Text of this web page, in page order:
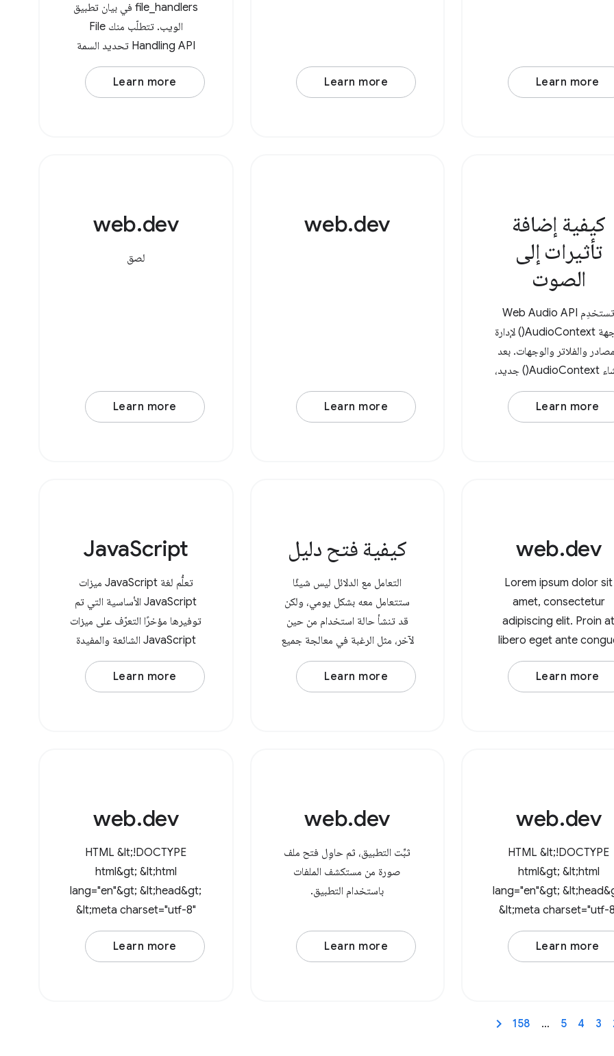
Learn more
Learn more
file_handlers في بيان تطبيق
الويب. تتطلّب منك File
Handling API تحديد السمة
action (عنوان URL للمعالجة)
والسمة accept ، وهي عنصرLearn more
كيفية إضافة
تأثيرات إلى
الصوت
تستخدِم Web Audio API
واجهة AudioContext() لإدارة
والفلاتر والوجهات. بعد
إنشاء AudioContext() جديد،
إنشاء عقدة مصدر صوت،
مثل
Learn more
web.dev
Learn more
web.dev
لصق
Learn more
web.dev
Lorem ipsum dolor sit
amet, consectetur
adipiscing elit. Proin at
libero eget ante
molestie. Integer
enim leo. Duis est nisi,
Learn more
كيفية فتح دليل
التعامل مع الدلائل ليس شيئًا
ستتعامل معه بشكل يومي، ولكن
قد تنشأ حالة استخدام من حين
لآخر، مثل الرغبة في معالجة جميع
الصور في دليل. باستخدام واجهة
برمجة التطبيقات File SystemLearn more
JavaScript
تعلُّم لغة JavaScript ميزات
JavaScript الأساسية التي تم
توفيرها مؤخرًا التعرّف على ميزات
JavaScript الشائعة والمفيدة
تحسين سرعة الاستجابة السيئة
للصفحة الناتجة عن JavaScriptLearn more
web.dev
HTML &lt;!DOCTYPE
html&gt; &lt;html
lang="en"&gt;
&lt;meta charset="utf-
/&gt; &lt;meta
name="viewport"
href="data:image/
Learn more
web.dev
ثبِّت التطبيق، ثم حاوِل فتح ملف
صورة من مستكشف الملفات
باستخدام التطبيق.
Learn more
web.dev
HTML &lt;!DOCTYPE
html&gt; &lt;html
lang="en"&gt; &lt;head&gt;
&lt;meta charset="utf-8"
/&gt; &lt;meta
name="viewport"
Learn more
3
4
5
…
158